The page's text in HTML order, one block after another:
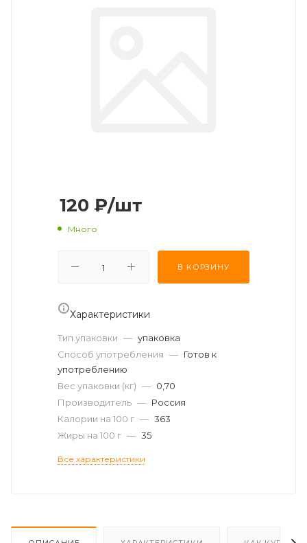
120 ₽/шт
Много
В КОРЗИНУ
Характеристики
Тип упаковки — упаковка
Способ употребления — Готов к
употреблению
Вес упаковки (кг) — 0,70
Производитель — Россия
Калории на 100 г — 363
Жиры на 100 г — 35
Все характеристики